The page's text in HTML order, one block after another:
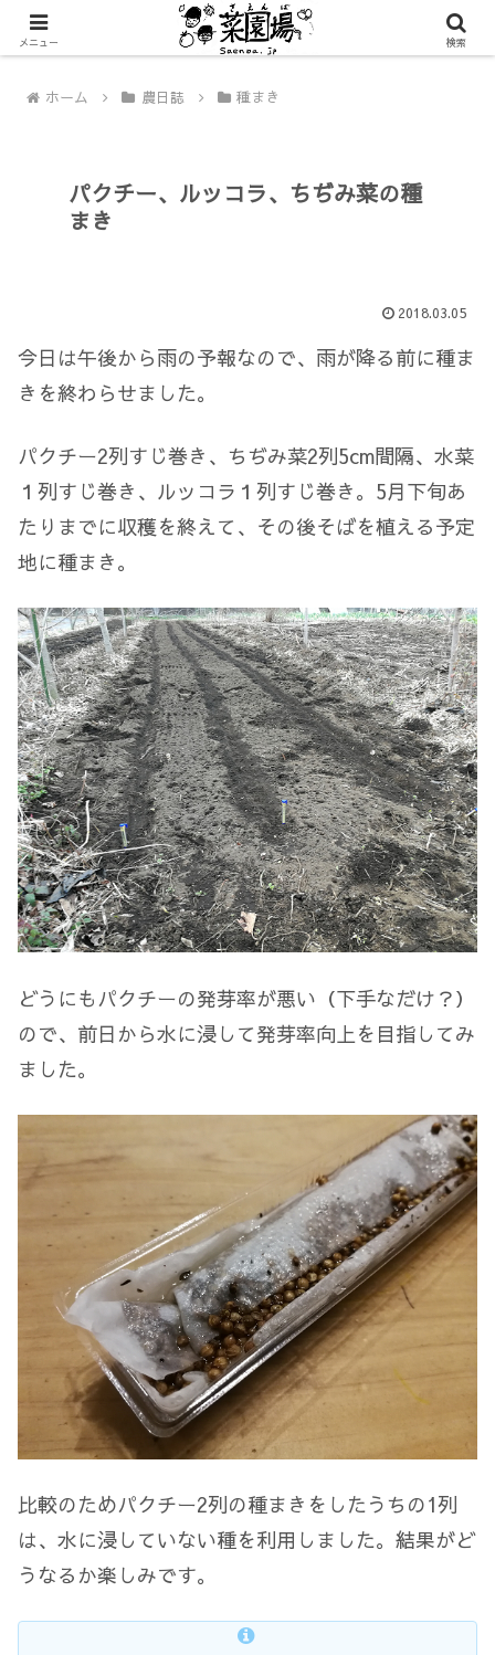
ホーム 農日誌 種まき
パクチー、ルッコラ、ちぢみ菜の種
まき
2018.03.05
今日は午後から雨の予報なので、雨が降る前に種ま
きを終わらせました。
パクチー2列すじ巻き、ちぢみ菜2列5cm間隔、水菜
１列すじ巻き、ルッコラ１列すじ巻き。5月下旬あ
たりまでに収穫を終えて、その後そばを植える予定
地に種まき。
どうにもパクチーの発芽率が悪い（下手なだけ？）
ので、前日から水に浸して発芽率向上を目指してみ
ました。
比較のためパクチー2列の種まきをしたうちの1列
は、水に浸していない種を利用しました。結果がど
うなるか楽しみです。
メニュー 検索